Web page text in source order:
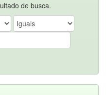
de busca.